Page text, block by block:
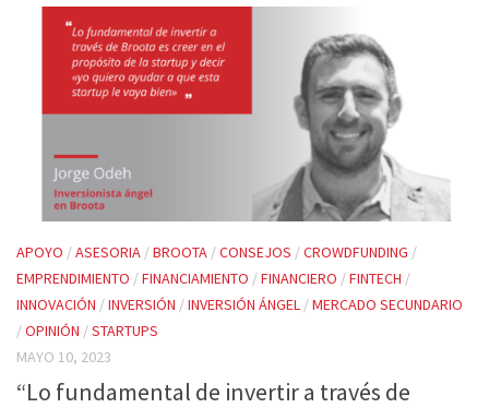
APOYO /ASESORIA /BROOTA /CONSEJOS /CROWDFUNDING /
EMPRENDIMIENTO /FINANCIAMIENTO /FINANCIERO /FINTECH /
INNOVACIÓN /INVERSIÓN /INVERSIÓN ÁNGEL /MERCADO SECUNDARIO
/OPINIÓN /STARTUPS
MAYO 10, 2023
“Lo fundamental de invertir a través de